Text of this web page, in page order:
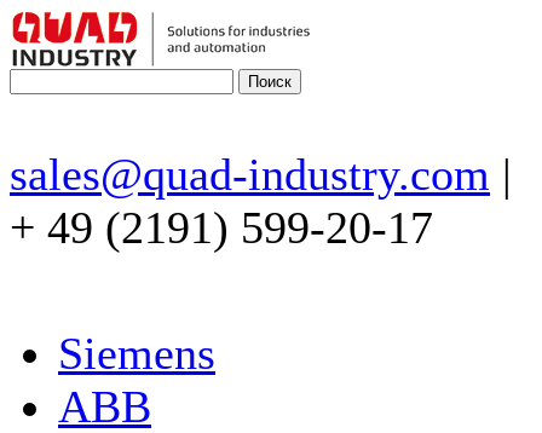
sales@quad-industry.com |
+ 49 (2191) 599-20-17
Siemens
ABB